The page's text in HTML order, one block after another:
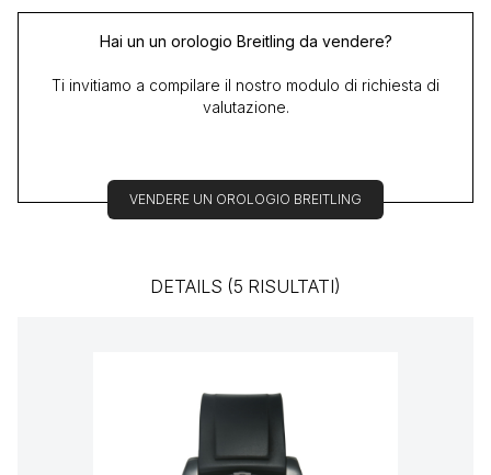
Hai un un orologio Breitling da vendere?
Ti invitiamo a compilare il nostro modulo di richiesta di
valutazione.
VENDERE UN OROLOGIO BREITLING
DETAILS (5 RISULTATI)